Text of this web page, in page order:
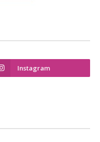
Instagram